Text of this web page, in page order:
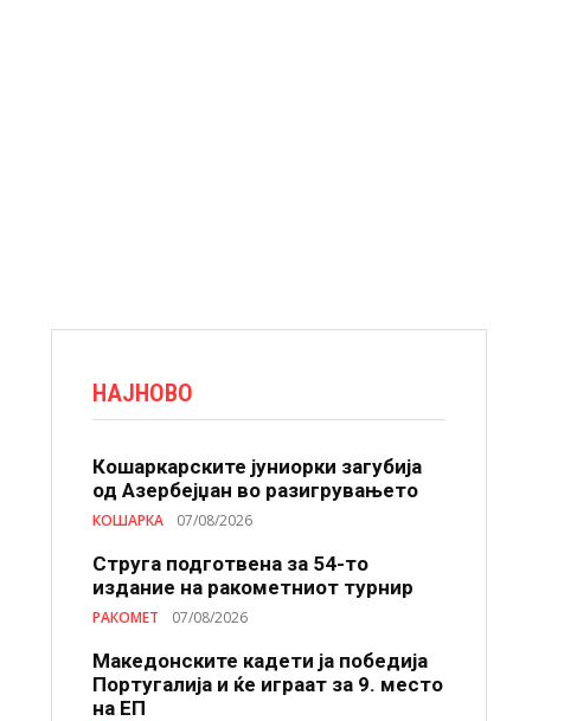
НАЈНОВО
Кошаркарските јуниорки загубија
од Азербејџан во разигрувањето
КОШАРКА 07/08/2026
Струга подготвена за 54-то
издание на ракометниот турнир
РАКОМЕТ 07/08/2026
Македонските кадети ја победија
Португалија и ќе играат за 9. место
на ЕП